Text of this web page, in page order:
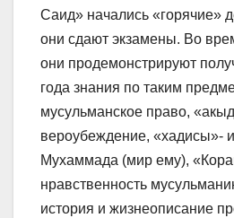
Саид» начались «горячие»
они сдают экзамены. Во
они продемонстрируют
года знания по таким
мусульманское право,
вероубеждение, «хадисы»-
Мухаммада (мир ему),
нравственность
история и жизнеописание